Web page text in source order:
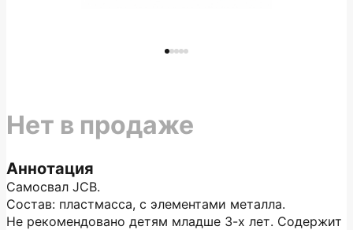
Аннотация
Самосвал JCB.
Состав: пластмасса, с элементами металла.
Не рекомендовано детям младше 3-х лет. Содержит
Нет в продаже